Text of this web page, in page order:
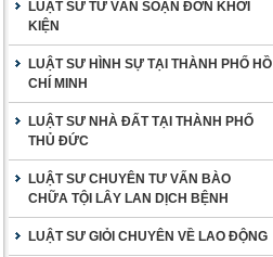
LUẬT SƯ TƯ VẤN SOẠN ĐƠN KHỞI
KIỆN
LUẬT SƯ HÌNH SỰ TẠI THÀNH PHỐ HỒ
CHÍ MINH
LUẬT SƯ NHÀ ĐẤT TẠI THÀNH PHỐ
THỦ ĐỨC
LUẬT SƯ CHUYÊN TƯ VẤN BÀO
CHỮA TỘI LÂY LAN DỊCH BỆNH
LUẬT SƯ GIỎI CHUYÊN VỀ LAO ĐỘNG